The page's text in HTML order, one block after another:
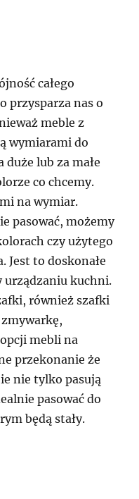
całego
przysparza nas o
meble z
wymiarami do
duże lub za małe
co chcemy.
na wymiar.
pasować, możemy
czy użytego
Jest to doskonałe
urządzaniu kuchni.
również szafki
mebli na
przekonanie że
nie tylko pasują
pasować do
będą stały.